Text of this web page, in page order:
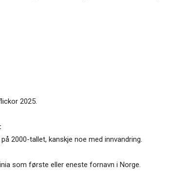
2025.
2000-tallet, kanskje noe med innvandring.
som første eller eneste fornavn i Norge.